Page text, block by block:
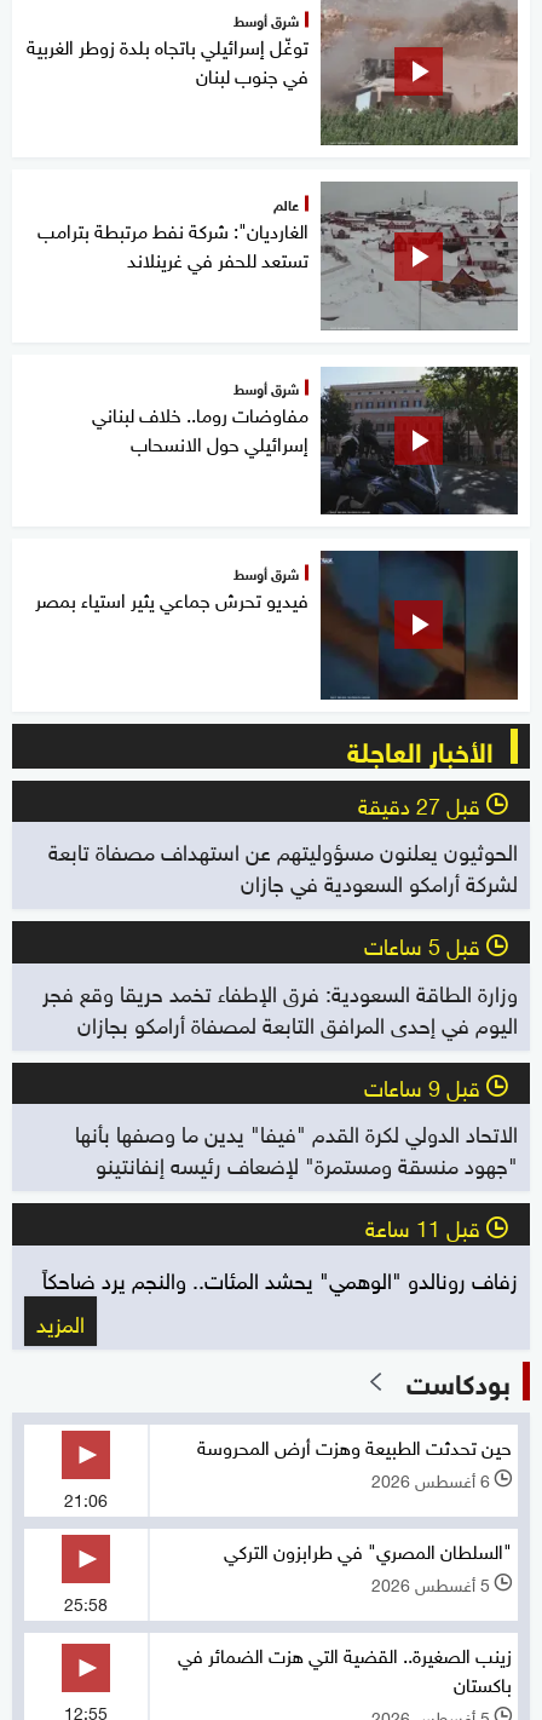
شرق أوسط
توغّل إسرائيلي باتجاه بلدة زوطر الغربية
في جنوب لبنان
عالم
الغارديان": شركة نفط مرتبطة بترامب
تستعد للحفر في غرينلاند
شرق أوسط
مفاوضات روما.. خلاف لبناني
إسرائيلي حول الانسحاب
شرق أوسط
فيديو تحرش جماعي يثير استياء بمصر
الأخبار العاجلة
l قبل 27 دقيقة
الحوثيون يعلنون مسؤوليتهم عن استهداف مصفاة تابعة
لشركة أرامكو السعودية في جازان
l قبل 5 ساعات
وزارة الطاقة السعودية: فرق الإطفاء تخمد حريقا وقع فجر
اليوم في إحدى المرافق التابعة لمصفاة أرامكو بجازان
l قبل 9 ساعات
الاتحاد الدولي لكرة القدم "فيفا" يدين ما وصفها بأنها
"جهود منسقة ومستمرة" لإضعاف رئيسه إنفانتينو
l قبل 11 ساعة
زفاف رونالدو "الوهمي" يحشد المئات.. والنجم يرد ضاحكاً
المزيد
بودكاست
حين تحدثت الطبيعة وهزت أرض المحروسة
l 6 أغسطس 2026
21:06
"السلطان المصري" في طرابزون التركي
l 5 أغسطس 2026
25:58
زينب الصغيرة.. القضية التي هزت الضمائر في
باكستان
l
12:55